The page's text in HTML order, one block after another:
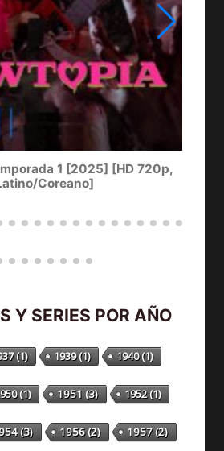
1 [2025] [HD 720p,
Coreano]
Y SERIES POR AÑO
(1) 1939(1) 1940(1)
(1) 1951 (3) 1952(1)
(3) 1956(2) 1957(2)